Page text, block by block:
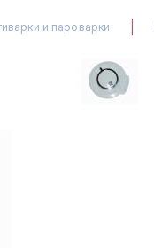
и пароварки